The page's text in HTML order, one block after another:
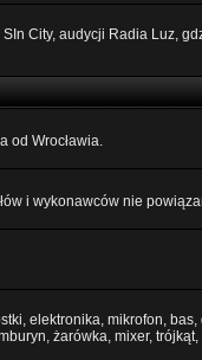
City, audycji Radia Luz,
od Wrocławia.
i wykonawców nie
elektronika, mikrofon,
żarówka, mixer, trójkąt,